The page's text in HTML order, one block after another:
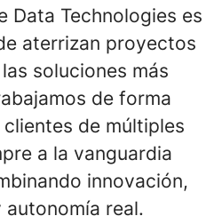
Data Technologies es
aterrizan proyectos
soluciones más
de forma
de múltiples
a la vanguardia
innovación,
real.